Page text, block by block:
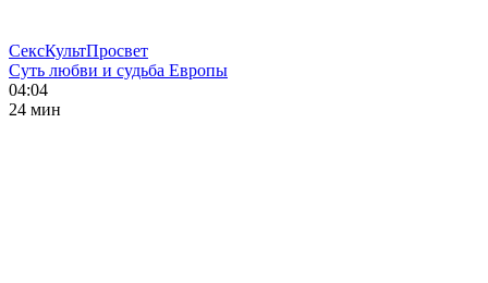
СексКультПросвет
Суть любви и судьба Европы
04:04
24 мин